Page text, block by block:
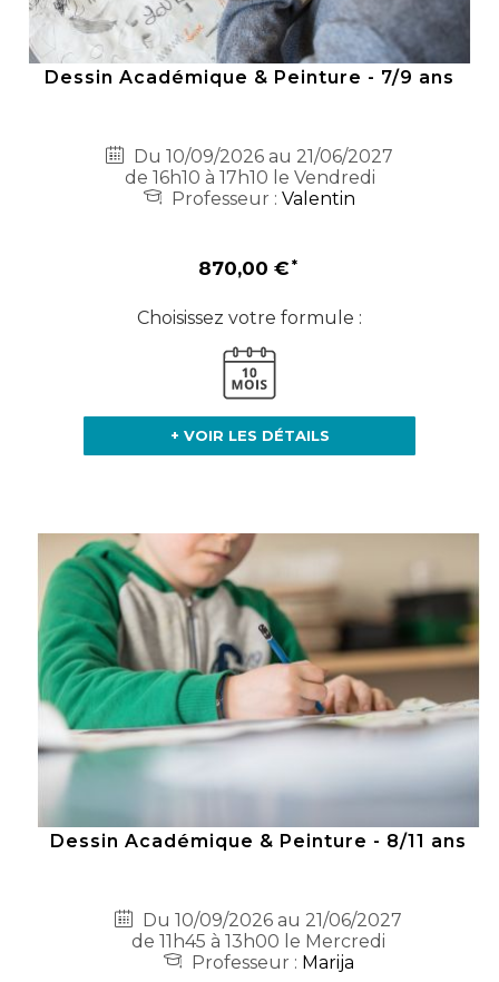
Dessin Académique & Peinture - 7/9 ans
Du 10/09/2026 au 21/06/2027
de 16h10 à 17h10 le Vendredi
Professeur : Valentin
870,00 €
Choisissez votre formule :
+ VOIR LES DÉTAILS
Dessin Académique & Peinture - 8/11 ans
Du 10/09/2026 au 21/06/2027
de 11h45 à 13h00 le Mercredi
Professeur : Marija